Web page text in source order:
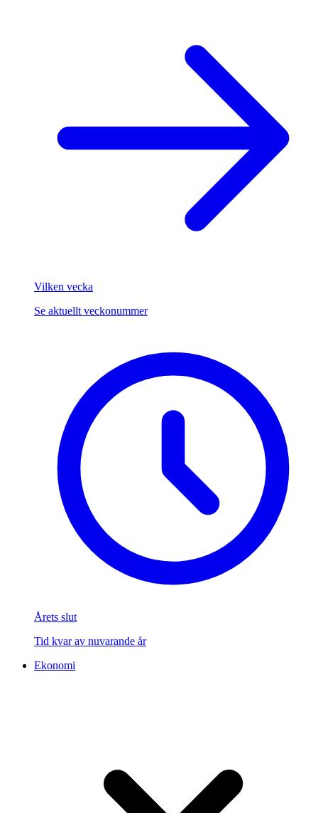
Vilken vecka
Se aktuellt veckonummer
Årets slut
Tid kvar av nuvarande år
Ekonomi